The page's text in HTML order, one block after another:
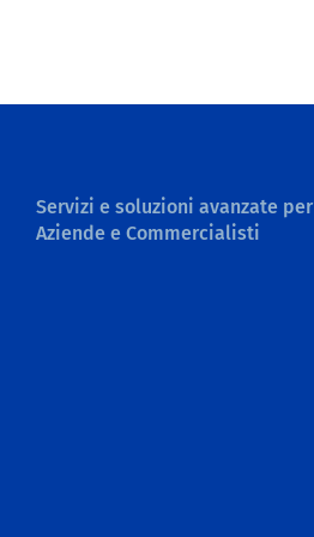
Servizi e soluzioni avanzate per
Aziende e Commercialisti